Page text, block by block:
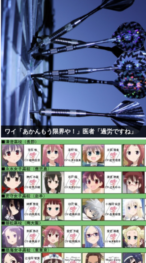
ワイ「あかんもう限界や！」医者「過労ですね」